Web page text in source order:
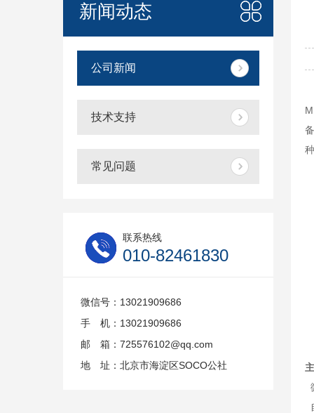
新闻动态
公司新闻
技术支持
常见问题
联系热线
010-82461830
微信号：13021909686
手 机：13021909686
邮 箱：725576102@qq.com
地 址：北京市海淀区SOCO公社